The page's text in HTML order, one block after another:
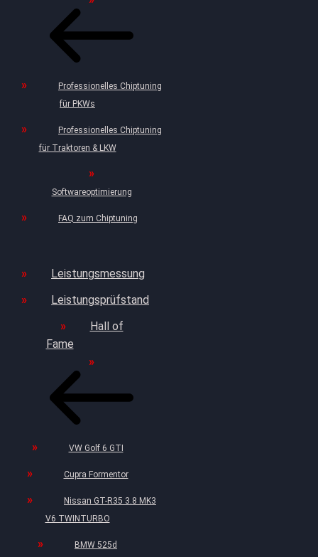
Professionelles Chiptuning
für PKWs
Professionelles Chiptuning
für Traktoren & LKW
Softwareoptimierung
FAQ zum Chiptuning
Leistungsmessung
Leistungsprüfstand
Hall of
Fame
VW Golf 6 GTI
Cupra Formentor
Nissan GT-R35 3.8 MK3
V6 TWINTURBO
BMW 525d